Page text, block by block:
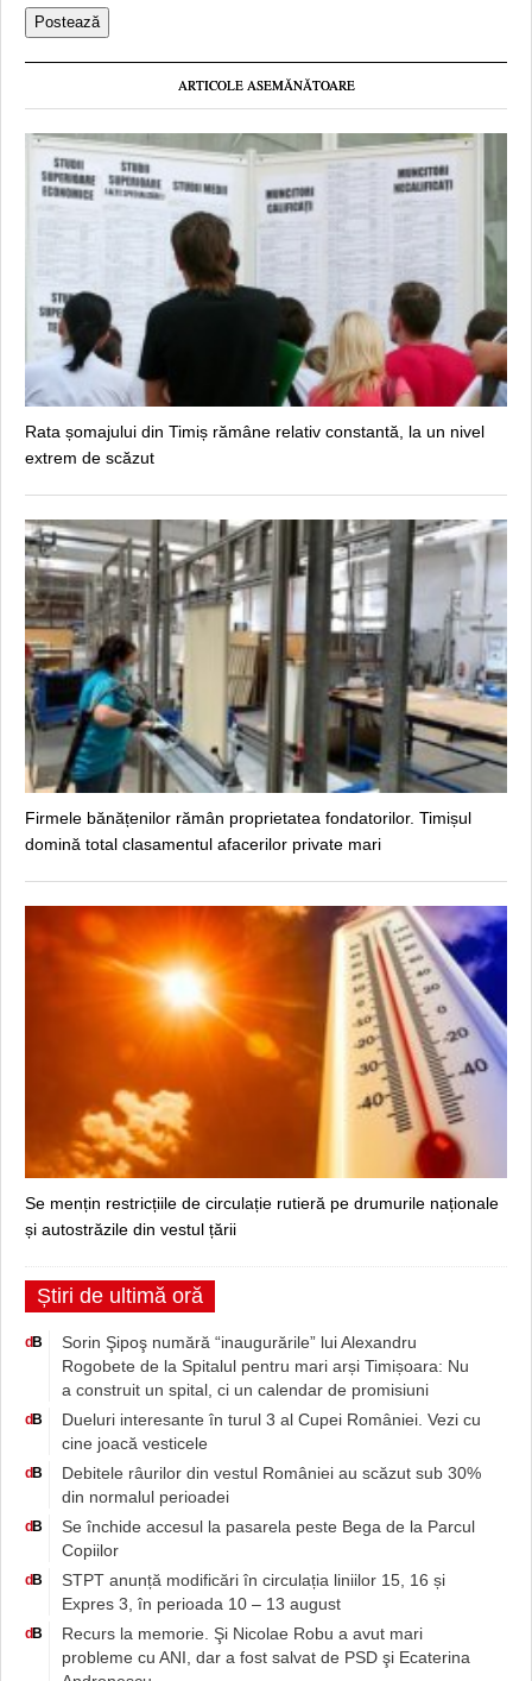
ARTICOLE ASEMĂNĂTOARE
Rata șomajului din Timiș rămâne relativ constantă, la un nivel
extrem de scăzut
Firmele bănățenilor rămân proprietatea fondatorilor. Timișul
domină total clasamentul afacerilor private mari
Se mențin restricțiile de circulație rutieră pe drumurile naționale
și autostrăzile din vestul țării
Știri de ultimă oră
d B
Sorin Şipoş numără “inaugurările” lui Alexandru
Rogobete de la Spitalul pentru mari arși Timișoara: Nu
a construit un spital, ci un calendar de promisiuni
d B
Dueluri interesante în turul 3 al Cupei României. Vezi cu
cine joacă vesticele
d B
Debitele râurilor din vestul României au scăzut sub 30%
din normalul perioadei
d B
Se închide accesul la pasarela peste Bega de la Parcul
Copiilor
d B
STPT anunță modificări în circulația liniilor 15, 16 și
Expres 3, în perioada 10 – 13 august
d B
Recurs la memorie. Şi Nicolae Robu a avut mari
probleme cu ANI, dar a fost salvat de PSD şi Ecaterina